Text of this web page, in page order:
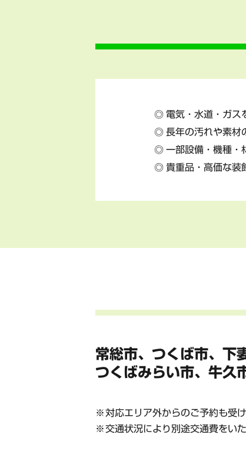
電気・水道・ガス
長年の汚れや素材
一部設備・機種・
貴重品・高価な装
常総市、つくば市、下
つくばみらい市、牛久
対応エリア外からのご予約も受
交通状況により別途交通費をい